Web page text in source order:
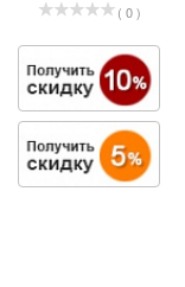
( 0 )